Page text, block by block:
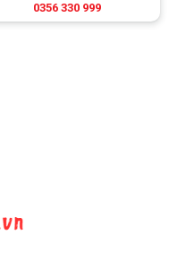
0356 330 999